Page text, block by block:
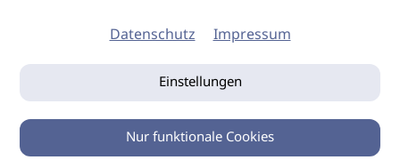
Datenschutz Impressum
Einstellungen
Nur funktionale Cookies